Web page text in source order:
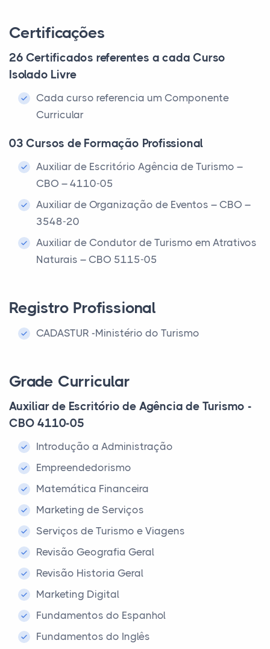
Certificações
26 Certificados referentes a cada Curso
Isolado Livre
Cada curso referencia um Componente
Curricular
03 Cursos de Formação Profissional
Auxiliar de Escritório Agência de Turismo –
CBO – 4110-05
Auxiliar de Organização de Eventos – CBO –
3548-20
Auxiliar de Condutor de Turismo em Atrativos
Naturais – CBO 5115-05
Registro Profissional
CADASTUR -Ministério do Turismo
Grade Curricular
Auxiliar de Escritório de Agência de Turismo -
CBO 4110-05
Introdução a Administração
Empreendedorismo
Matemática Financeira
Marketing de Serviços
Serviços de Turismo e Viagens
Revisão Geografia Geral
Revisão Historia Geral
Marketing Digital
Fundamentos do Espanhol
Fundamentos do Inglês